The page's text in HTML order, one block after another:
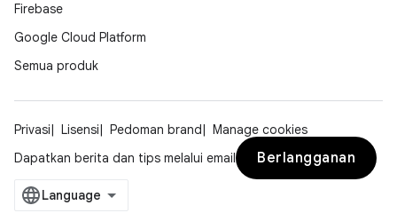
Firebase
Google Cloud Platform
Semua produk
Privasi Lisensi Pedoman brand
Manage cookies
Dapatkan berita dan tips melalui email
Berlangganan